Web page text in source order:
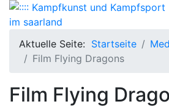
Aktuelle Seite: Startseite
Film Flying Dragons
Film Flying